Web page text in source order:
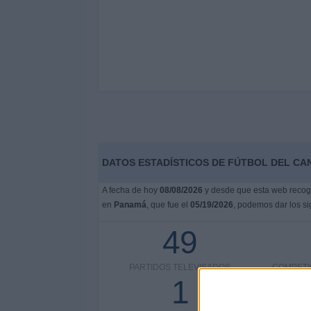
DATOS ESTADÍSTICOS DE FÚTBOL DEL
A fecha de hoy 08/08/2026 y desde que esta web
en Panamá, que fue el 05/19/2026, podemos dar los
49
PARTIDOS TELEVISADOS
1